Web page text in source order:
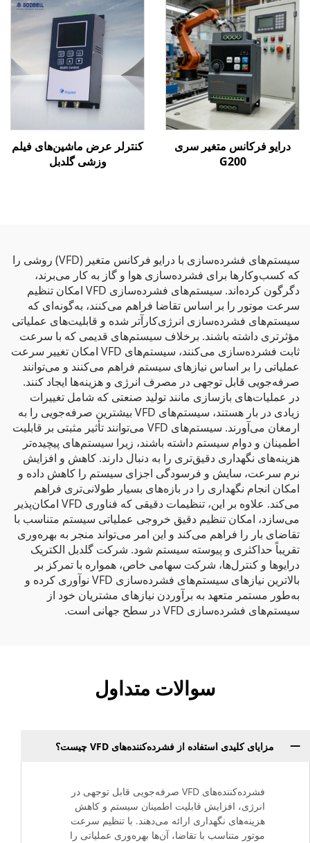
درایو فرکانس متغیر سری
G200
کنترلر عرض ماشین‌های فیلم
وزشی گلدبل
سیستم‌های فشرده‌سازی با درایو فرکانس متغیر (VFD) روشی را
که کسب‌وکارها برای فشرده‌سازی هوا و گاز به کار می‌برند،
دگرگون کرده‌اند. سیستم‌های فشرده‌سازی VFD امکان تنظیم
سرعت موتور را بر اساس تقاضا فراهم می‌کنند، به‌گونه‌ای که
سیستم‌های فشرده‌سازی انرژی‌کارآتر شده و قابلیت‌های عملیاتی
مؤثرتری داشته باشند. برخلاف سیستم‌های قدیمی که با سرعت
ثابت فشرده‌سازی می‌کنند، سیستم‌های VFD امکان تغییر سرعت
عملیاتی را بر اساس نیازهای سیستم فراهم می‌کنند و می‌توانند
صرفه‌جویی قابل توجهی در مصرف انرژی و هزینه‌ها ایجاد کنند.
در عملیات‌های بازسازی مانند تولید صنعتی که شامل تغییرات
زیادی در بار هستند، سیستم‌های VFD بیشترین صرفه‌جویی را به
ارمغان می‌آورند. سیستم‌های VFD می‌توانند تأثیر مثبتی بر قابلیت
اطمینان و دوام سیستم داشته باشند، زیرا سیستم‌های پیچیده‌تر
هزینه‌های نگهداری دقیق‌تری را به دنبال دارند. کاهش و افزایش
نرم سرعت، سایش و فرسودگی اجزای سیستم را کاهش داده و
امکان انجام نگهداری را در بازه‌های بسیار طولانی‌تری فراهم
می‌کند. علاوه بر این، تنظیمات دقیقی که فناوری VFD امکان‌پذیر
می‌سازد، امکان تنظیم دقیق خروجی عملیاتی سیستم متناسب با
تقاضای بار را فراهم می‌کند و این امر می‌تواند منجر به بهره‌وری
تقریباً حداکثری و پیوسته سیستم شود. شرکت گلدبل الکتریک
درایوها و کنترل‌ها، شرکت سهامی خاص، همواره با تمرکز بر
بالاترین نیازهای سیستم‌های فشرده‌سازی VFD نوآوری کرده و
به‌طور مستمر متعهد به برآوردن نیازهای مشتریان خود از
سیستم‌های فشرده‌سازی VFD در سطح جهانی است.
سوالات متداول
مزایای کلیدی استفاده از فشرده‌کننده‌های VFD چیست؟
فشرده‌کننده‌های VFD صرفه‌جویی قابل توجهی در
انرژی، افزایش قابلیت اطمینان سیستم و کاهش
هزینه‌های نگهداری ارائه می‌دهند. با تنظیم سرعت
موتور متناسب با تقاضا، آن‌ها بهره‌وری عملیاتی را